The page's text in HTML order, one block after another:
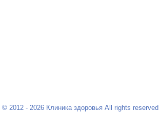
© 2012 - 2026 Клиника здоровья All rights reserved